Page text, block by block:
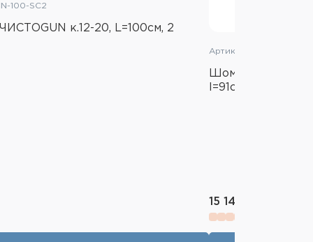
100-SC2
к.12-20, L=100см, 2
Артикул: BSTX-6636-
Шомпол Bore
l=91см
15 140 ₽